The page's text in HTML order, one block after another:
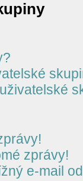
zprávy!
e-mail